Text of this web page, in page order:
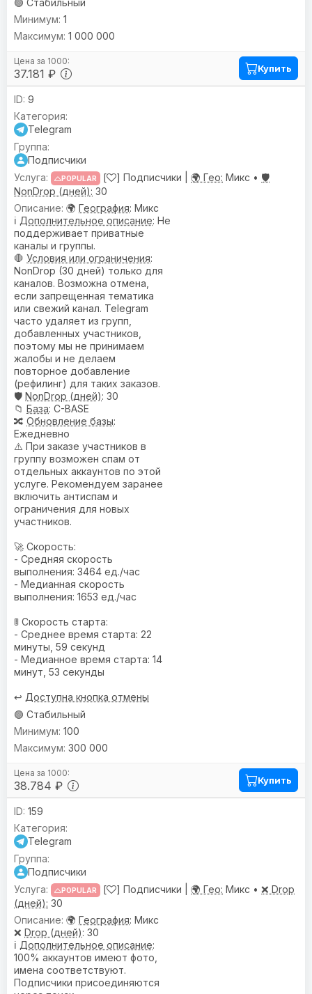
37.181 ₽
1
1 000 000
Купить
9
Telegram
Подписчики
POPULAR [ ] Подписчики | 🌍 Гео: Микс • 🛡️
NonDrop (дней): 30
🌍 География: Микс
ℹ️ Дополнительное описание: Не
поддерживает приватные
каналы и группы.
🛑 Условия или ограничения:
NonDrop (30 дней) только для
каналов. Возможна отмена,
если запрещенная тематика
или свежий канал. Telegram
часто удаляет из групп,
добавленных участников,
поэтому мы не принимаем
жалобы и не делаем
повторное добавление
(рефилинг) для таких заказов.
🛡️ NonDrop (дней): 30
📁 База: C-BASE
🔀 Обновление базы:
Ежедневно
⚠️ При заказе участников в
группу возможен спам от
отдельных аккаунтов по этой
услуге. Рекомендуем заранее
включить антиспам и
ограничения для новых
участников.
🚀 Скорость:
- Средняя скорость
выполнения: 3464 ед./час
- Медианная скорость
выполнения: 1653 ед./час
🚦 Скорость старта:
- Среднее время старта: 22
минуты, 59 секунд
- Медианное время старта: 14
минут, 53 секунды
↩️ Доступна кнопка отмены
🟢 Стабильный
38.784 ₽
100
300 000
Купить
159
Telegram
Подписчики
POPULAR [ ] Подписчики | 🌍 Гео: Микс • ❌ Drop
(дней): 30
🌍 География: Микс
❌ Drop (дней): 30
ℹ️ Дополнительное описание:
100% аккаунтов имеют фото,
имена соответствуют.
Подписчики присоединяются